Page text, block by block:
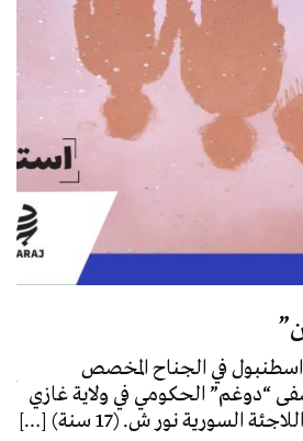
في الجناح المخصص
“دوغم” الحكومي في ولاية غازي
السورية نور ش. (17 سنة) […]